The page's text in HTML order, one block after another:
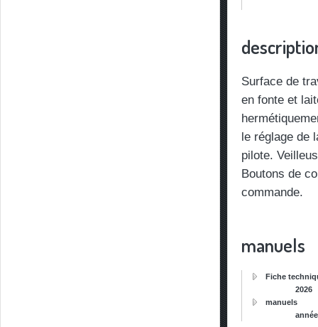
Surface de
en fonte et
le réglage de
pilote.
Boutons de
commande.
manuels
Fiche
2026
manuels